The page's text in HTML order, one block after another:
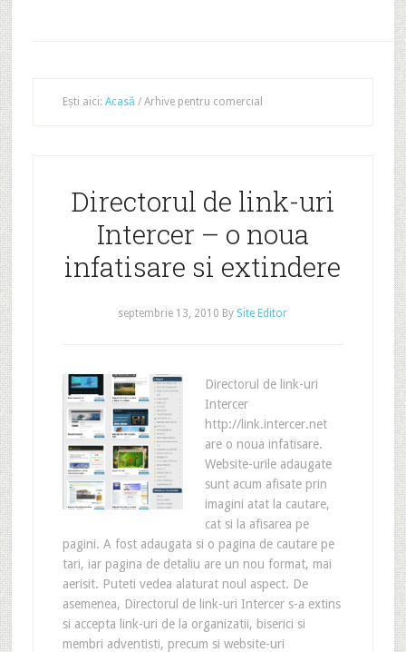
Ești aici: Acasă /Arhive pentru comercial
Directorul de link-uri
Intercer – o noua
infatisare si extindere
septembrie 13, 2010 By Site Editor
Directorul de link-uri
Intercer
http://link.intercer.net
are o noua infatisare.
Website-urile adaugate
sunt acum afisate prin
imagini atat la cautare,
cat si la afisarea pe
pagini. A fost adaugata si o pagina de cautare pe
tari, iar pagina de detaliu are un nou format, mai
aerisit. Puteti vedea alaturat noul aspect. De
asemenea, Directorul de link-uri Intercer s-a extins
si accepta link-uri de la organizatii, biserici si
membri adventisti, precum si website-uri